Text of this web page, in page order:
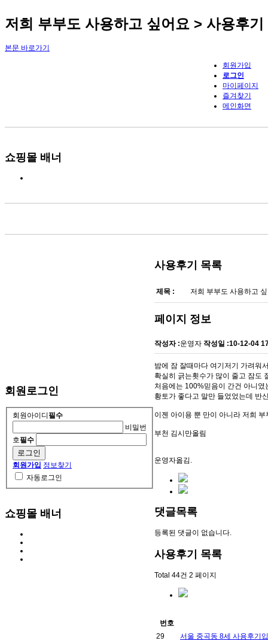
저희 부부도 사용하고 싶어요 > 사용후기
본문 바로가기
회원가입
로그인
마이페이지
즐겨찾기
메인화면
쇼핑몰 배너
회원로그인
회원아이디 필수
비밀번
호필수
회원가입 정보찾기
자동로그인
쇼핑몰 배너
사용후기 목록
제목 : 저희 부부도 사용하고
페이지 정보
작성자 :운영자 작성일 :10-12-04
밤에 잠 잘때마다 여기저기 가려워
확실히 긁는횟수가 많이 줄고 잠도
처음에는 100%믿음이 간건 아니
황토가 좋다고 말만 들었었는데 반
이젠 아이용 뿐 만이 아니라 저희
부천 김시만올림
운영자옮김.
댓글목록
등록된 댓글이 없습니다.
사용후기 목록
Total 44건 2 페이지
번호
29
서울 중곡동 8세 사용후기